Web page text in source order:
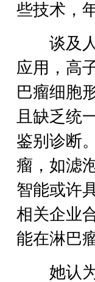
些技术，
谈及人
应用，高
巴瘤细胞
且缺乏统
鉴别诊断
瘤，如滤
智能或许
相关企业
能在淋巴
她认为